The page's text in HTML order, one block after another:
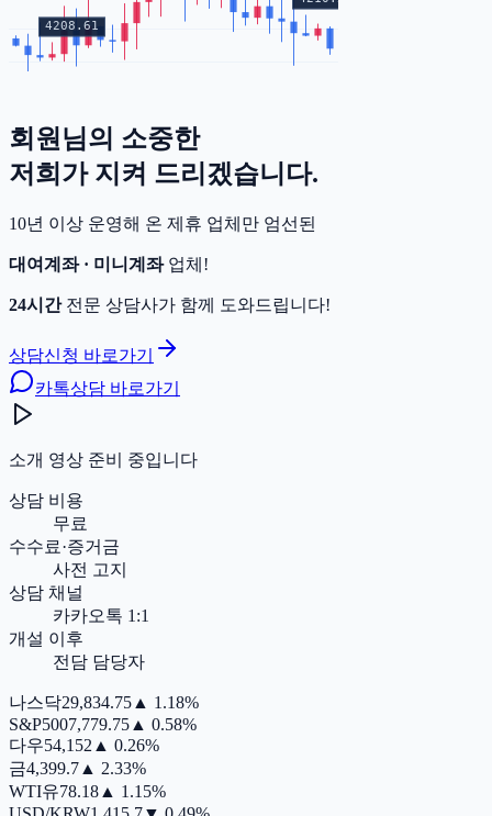
회원님의 소중한
저희가 지켜 드리겠습니다.
10년 이상 운영해 온 제휴 업체만 엄선된
대여계좌 · 미니계좌업체!
24시간전문 상담사가 함께 도와드립니다!
상담신청 바로가기
카톡상담 바로가기
소개 영상 준비 중입니다
상담 비용
무료
수수료·증거금
사전 고지
상담 채널
카카오톡 1:1
개설 이후
전담 담당자
나스닥29,834.75 ▲ 1.18%
S&P5007,779.75 ▲ 0.58%
다우54,152 ▲ 0.26%
금4,399.7 ▲ 2.33%
WTI유78.18 ▲ 1.15%